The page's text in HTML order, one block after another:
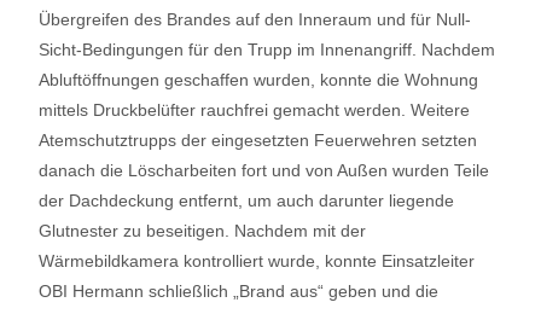
Übergreifen des Brandes auf den Inneraum und für Null-
Sicht-Bedingungen für den Trupp im Innenangriff. Nachdem
Abluftöffnungen geschaffen wurden, konnte die Wohnung
mittels Druckbelüfter rauchfrei gemacht werden. Weitere
Atemschutztrupps der eingesetzten Feuerwehren setzten
danach die Löscharbeiten fort und von Außen wurden Teile
der Dachdeckung entfernt, um auch darunter liegende
Glutnester zu beseitigen. Nachdem mit der
Wärmebildkamera kontrolliert wurde, konnte Einsatzleiter
OBI Hermann schließlich „Brand aus“ geben und die